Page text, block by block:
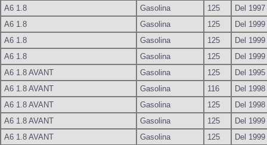
A6 1.8
Gasolina 125
Del
A6 1.8
Gasolina 125
Del
A6 1.8
Gasolina 125
Del
A6 1.8
Gasolina 125
Del
A6 1.8 AVANT
Gasolina 125
Del
A6 1.8 AVANT
Gasolina 116
Del
A6 1.8 AVANT
Gasolina 125
Del
A6 1.8 AVANT
Gasolina 125
Del
A6 1.8 AVANT
Gasolina 125
Del